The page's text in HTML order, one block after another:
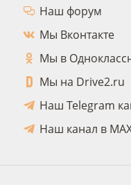
Наш форум
Мы Вконтакте
Мы в
Мы на Drive2.ru
Наш Telegram
Наш канал в